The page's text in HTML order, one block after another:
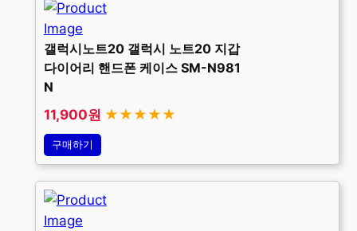
갤럭시노트20 갤럭시 노트20 지갑
다이어리 핸드폰 케이스 SM-N981
N
11,900원 ★★★★★
구매하기